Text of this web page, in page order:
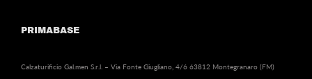
PRIMABASE
Calzaturificio Gal.men S.r.l. – Via Fonte Giugliano, 4/6 63812 Montegranaro (FM)